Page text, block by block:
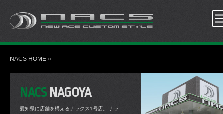
NACS HOME »
NACSNAGOYA
愛知県に店舗を構えるナックス1号店。
ナッ